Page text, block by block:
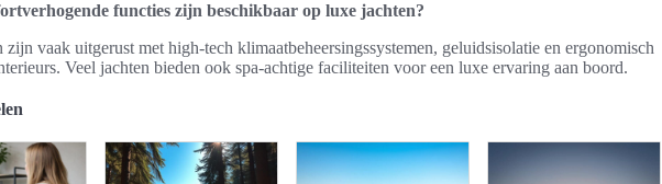
functies zijn beschikbaar op luxe jachten?
zijn vaak uitgerust met high-tech klimaatbeheersingssystemen, geluidsisolatie en ergonomisch
Veel jachten bieden ook spa-achtige faciliteiten voor een luxe ervaring aan boord.